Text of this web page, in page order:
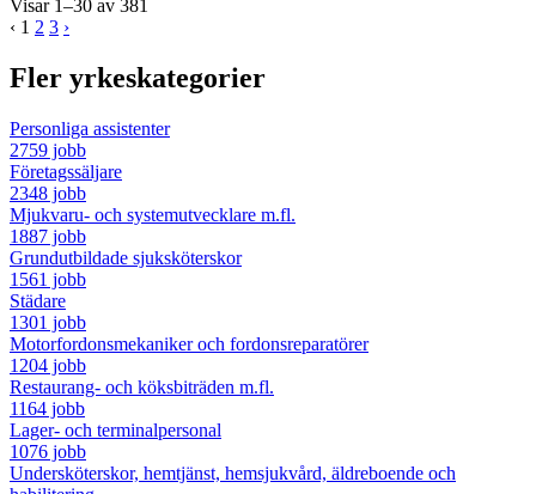
Visar 1–30 av 381
‹ 1 2 3 ›
Fler yrkeskategorier
Personliga assistenter
2759 jobb
Företagssäljare
2348 jobb
Mjukvaru- och systemutvecklare m.fl.
1887 jobb
Grundutbildade sjuksköterskor
1561 jobb
Städare
1301 jobb
Motorfordonsmekaniker och fordonsreparatörer
1204 jobb
Restaurang- och köksbiträden m.fl.
1164 jobb
Lager- och terminalpersonal
1076 jobb
Undersköterskor, hemtjänst, hemsjukvård, äldreboende och